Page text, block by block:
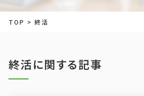
TOP > 終活
終活に関する記事